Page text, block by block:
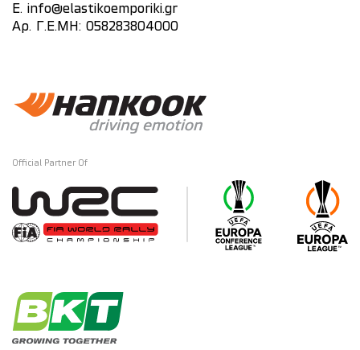
E.
info@elastikoemporiki.gr
Αρ. Γ.Ε.ΜΗ: 058283804000
Official Partner Of